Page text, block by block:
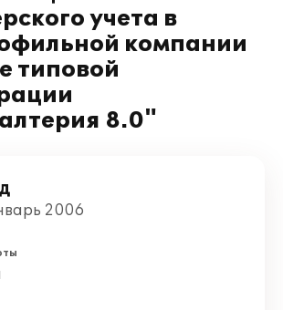
учета в
компании
типовой
8.0"
2006